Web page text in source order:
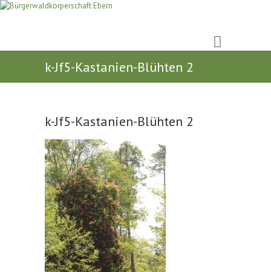
k-Jf5-Kastanien-Blühten 2
k-Jf5-Kastanien-Blühten 2